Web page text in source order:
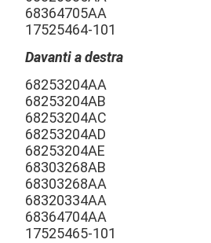
68364705AA
17525464-101
Davanti a destra
68253204AA
68253204AB
68253204AC
68253204AD
68253204AE
68303268AB
68303268AA
68320334AA
68364704AA
17525465-101